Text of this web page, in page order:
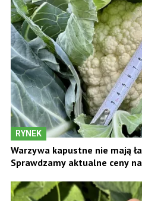
RYNEK
Warzywa kapustne nie mają
Sprawdzamy aktualne ceny